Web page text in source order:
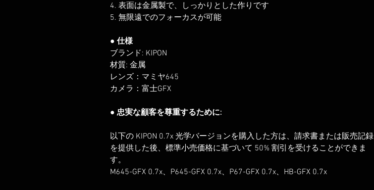
4. 表面は金属製で、しっかりとした作りです
5. 無限遠でのフォーカスが可能
● 仕様
ブランド: KIPON
材質: 金属
レンズ：マミヤ645
カメラ：富士GFX
● 忠実な顧客を尊重するために:
以下の KIPON 0.7x 光学バージョンを購入した方は、請求書または販売記録
を提供した後、標準小売価格に基づいて 50% 割引を受けることができま
す。
M645-GFX 0.7x、P645-GFX 0.7x、P67-GFX 0.7x、HB-GFX 0.7x